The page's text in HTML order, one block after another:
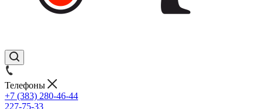
Телефоны
+7 (383) 280-46-44
227-75-33